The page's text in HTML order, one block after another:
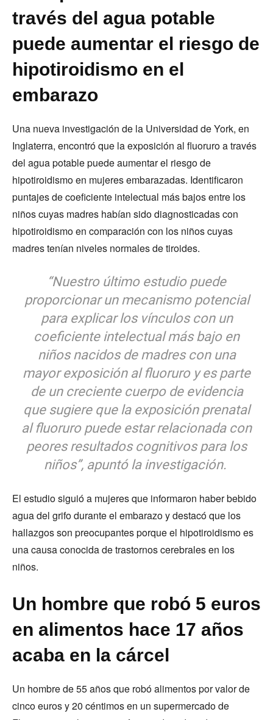
través del agua potable
puede aumentar el riesgo de
hipotiroidismo en el
embarazo
Una nueva investigación de la Universidad de York, en
Inglaterra, encontró que la exposición al fluoruro a través
del agua potable puede aumentar el riesgo de
hipotiroidismo en mujeres embarazadas. Identificaron
puntajes de coeficiente intelectual más bajos entre los
niños cuyas madres habían sido diagnosticadas con
hipotiroidismo en comparación con los niños cuyas
madres tenían niveles normales de tiroides.
“Nuestro último estudio puede
proporcionar un mecanismo potencial
para explicar los vínculos con un
coeficiente intelectual más bajo en
niños nacidos de madres con una
mayor exposición al fluoruro y es parte
de un creciente cuerpo de evidencia
que sugiere que la exposición prenatal
al fluoruro puede estar relacionada con
peores resultados cognitivos para los
niños”, apuntó la investigación.
El estudio siguió a mujeres que informaron haber bebido
agua del grifo durante el embarazo y destacó que los
hallazgos son preocupantes porque el hipotiroidismo es
una causa conocida de trastornos cerebrales en los
niños.
Un hombre que robó 5 euros
en alimentos hace 17 años
acaba en la cárcel
Un hombre de 55 años que robó alimentos por valor de
cinco euros y 20 céntimos en un supermercado de